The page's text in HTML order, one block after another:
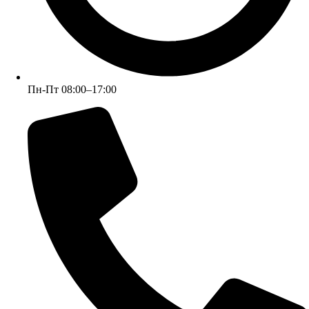
Пн-Пт 08:00–17:00